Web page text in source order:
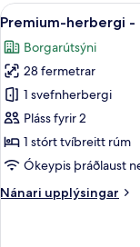
Skoða
allar
myndir
fyrir
Premium-
herbergi
-
1
tvíbreitt
4
Premium-herbergi
Borgarútsýni
28 fermetrar
1 svefnherbergi
Pláss fyrir 2
1 stórt tvíbreitt rúm
Ókeypis þráðlaust
Nánari upplýsingar
Nánari